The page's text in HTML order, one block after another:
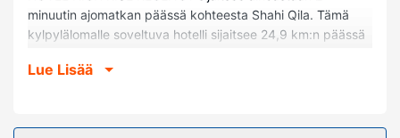
minuutin ajomatkan päässä kohteesta Shahi Qila. Tämä
kylpylälomalle soveltuva hotelli sijaitsee 24,9 km:n päässä
Huoneet
Ilmainen langaton internetyhteys pitää sinut yhteydessä
Lue Lisää